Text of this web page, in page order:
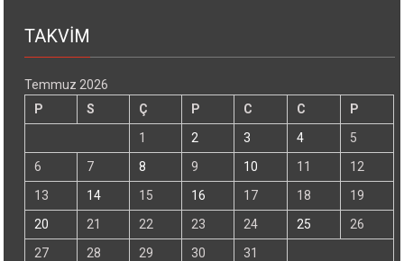
TAKVİM
Temmuz 2026
P
S Ç P C C
P
1
2 3 4
5
6
7 8 9 10 11
12
13
14 15 16 17 18
19
20
21 22 23 24 25
26
27
28 29 30 31